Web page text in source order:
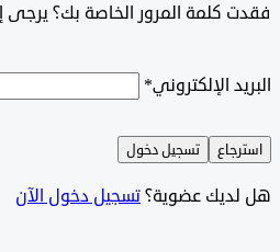
فقدت كلمة المرور الخاصة بك؟ يرجى
البريد الإلكتروني*
استرجاع تسجيل دخول
هل لديك عضوية؟تسجيل دخول الآن